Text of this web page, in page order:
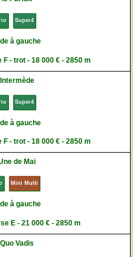
Super4
à gauche
- trot - 18 000 € - 2850 m
Super4
à gauche
- trot - 18 000 € - 2850 m
de Mai
Mini Multi
à gauche
E - 21 000 € - 2850 m
Vadis